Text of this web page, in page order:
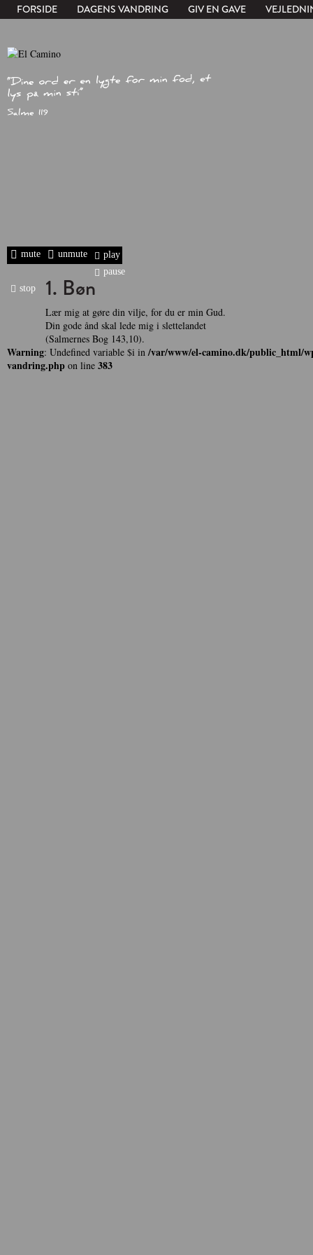
FORSIDE DAGENS VANDRING GIV EN GAVE
mute unmute
play
pause
stop
1. Bøn
Lær mig at gøre din vilje, for du er min Gud.
Din gode ånd skal lede mig i slettelandet
(Salmernes Bog 143,10).
Warning: Undefined variable $i in/var/www/el-camino.dk/public_html/
vandring.php on line 383